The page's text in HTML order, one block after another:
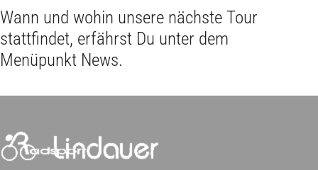
Wann und wohin unsere nächste Tour
stattfindet, erfährst Du unter dem
Menüpunkt News.